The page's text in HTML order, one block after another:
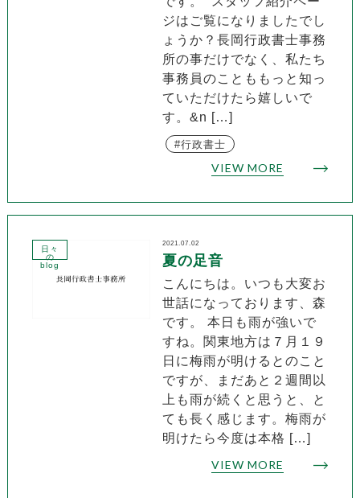
ジはご覧になりましたでし
ょうか？長岡行政書士事務
所の事だけでなく、私たち
事務員のことももっと知っ
ていただけたら嬉しいで
す。&n […]
行政書士
VIEW MORE
日々
の
blog
2021.07.02
夏の足音
こんにちは。いつも大変お
世話になっております、森
です。 本日も雨が強いで
すね。関東地方は７月１９
日に梅雨が明けるとのこと
ですが、まだあと２週間以
上も雨が続くと思うと、と
ても長く感じます。梅雨が
明けたら今度は本格 […]
VIEW MORE